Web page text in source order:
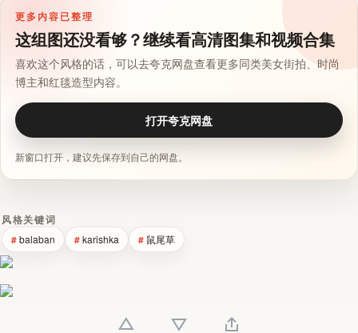
更多内容已整理
这组图还没看够？继续看高清图集和视频合集
喜欢这个风格的话，可以去夸克网盘查看更多同类美女街拍、时尚
博主和红毯造型内容。
打开夸克网盘
新窗口打开，建议先保存到自己的网盘。
风格关键词
balaban karishka 鼠尾草